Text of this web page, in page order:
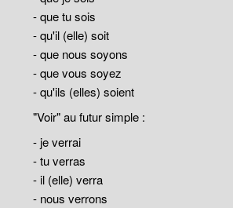
- que tu sois
- qu'il (elle) soit
- que nous soyons
- que vous soyez
- qu'ils (elles) soient
"Voir" au futur simple :
- je verrai
- tu verras
- il (elle) verra
- nous verrons